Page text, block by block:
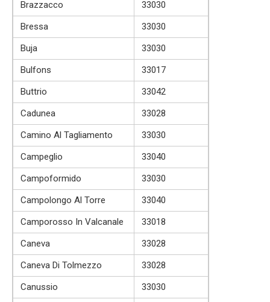
Brazzacco
33030
Bressa
33030
Buja
33030
Bulfons
33017
Buttrio
33042
Cadunea
33028
Camino Al Tagliamento
33030
Campeglio
33040
Campoformido
33030
Campolongo Al Torre
33040
Camporosso In Valcanale
33018
Caneva
33028
Caneva Di Tolmezzo
33028
Canussio
33030